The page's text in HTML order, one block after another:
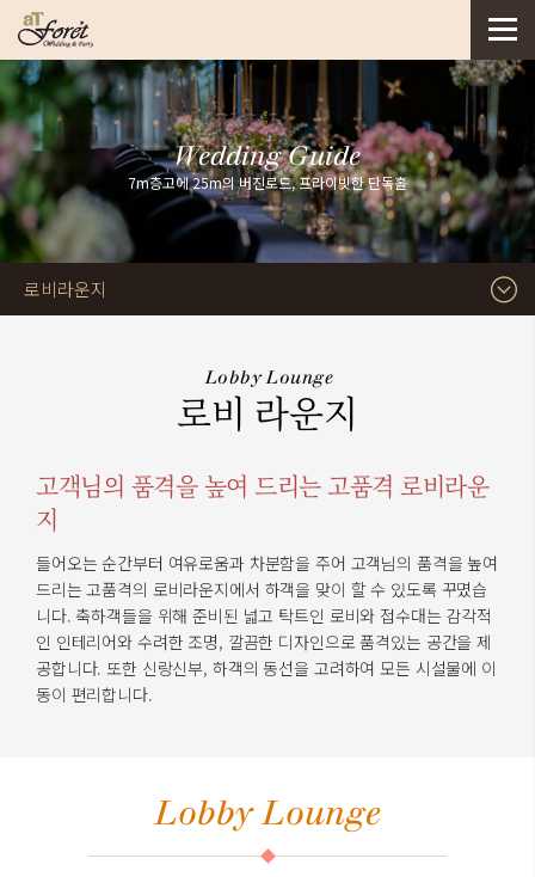
Wedding Guide
7m층고에 25m의 버진로드, 프라이빗한 단독홀
로비라운지
Lobby Lounge
로비 라운지
고객님의 품격을 높여 드리는 고품격 로비라운
지
들어오는 순간부터 여유로움과 차분함을 주어 고객님의 품격을 높여
드리는 고품격의 로비라운지에서 하객을 맞이 할 수 있도록 꾸몄습
니다. 축하객들을 위해 준비된 넓고 탁트인 로비와 접수대는 감각적
인 인테리어와 수려한 조명, 깔끔한 디자인으로 품격있는 공간을 제
공합니다. 또한 신랑신부, 하객의 동선을 고려하여 모든 시설물에 이
동이 편리합니다.
Lobby Lounge